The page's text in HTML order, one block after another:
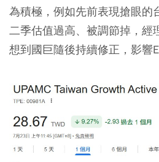
為積極，例如先前表現搶眼
二季估值過高、被調節掉，經
想到國巨隨後持續修正，影響